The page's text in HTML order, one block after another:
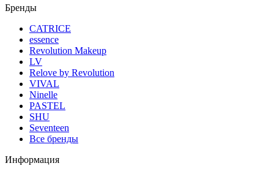
Бренды
CATRICE
essence
Revolution Makeup
LV
Relove by Revolution
VIVAL
Ninelle
PASTEL
SHU
Seventeen
Все бренды
Информация